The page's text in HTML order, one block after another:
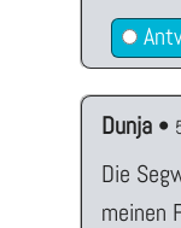
Dunja•
Die
meinen